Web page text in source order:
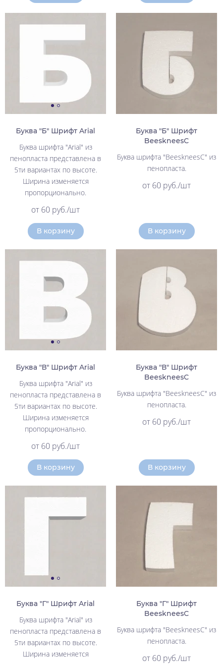
Буква "Б" Шрифт Arial
Буква шрифта "Arial" из
пенопласта представлена в
5ти вариантах по высоте.
Ширина изменяется
пропорционально.
от 60 руб./шт
В корзину
Буква "Б" Шрифт
BeeskneesC
Буква шрифта "BeeskneesC" из
пенопласта.
от 60 руб./шт
В корзину
Буква "В" Шрифт Arial
Буква шрифта "Arial" из
пенопласта представлена в
5ти вариантах по высоте.
Ширина изменяется
пропорционально.
от 60 руб./шт
В корзину
Буква "В" Шрифт
BeeskneesC
Буква шрифта "BeeskneesC" из
пенопласта.
от 60 руб./шт
В корзину
Буква "Г" Шрифт Arial
Буква шрифта "Arial" из
пенопласта представлена в
5ти вариантах по высоте.
Ширина изменяется
Буква "Г" Шрифт
BeeskneesC
Буква шрифта "BeeskneesC" из
пенопласта.
от 60 руб./шт